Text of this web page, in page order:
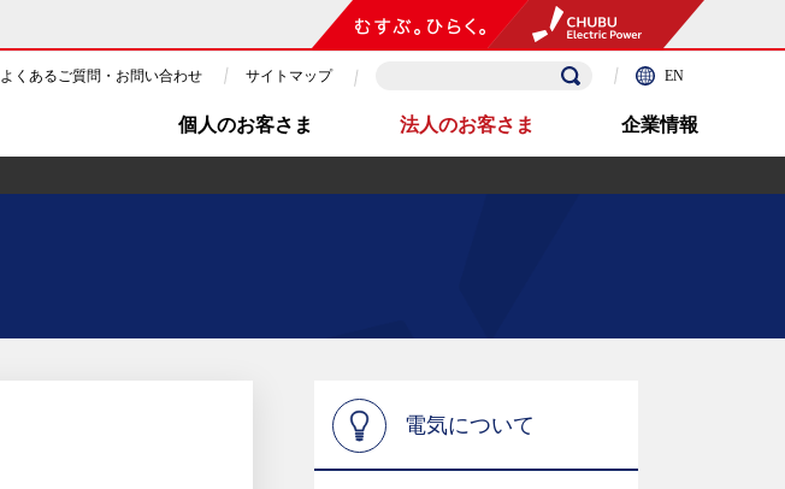
個人のお客さま 法人のお客さま 企業情報
よくあるご質問・お問い合わせ サイトマップ EN
電気について